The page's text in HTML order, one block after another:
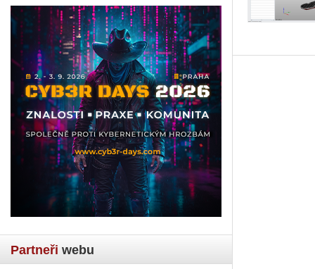
Partneři webu